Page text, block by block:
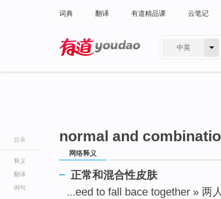
词典 翻译 有道精品课 云笔记
中英
目录
释义
翻译
例句
normal and
网络释义
正常和混合性皮肤
...eed to fall bace together » 两